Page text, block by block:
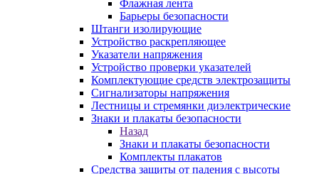
Флажная лента
Барьеры безопасности
Штанги изолирующие
Устройство раскрепляющее
Указатели напряжения
Устройство проверки указателей
Комплектующие средств электрозащиты
Сигнализаторы напряжения
Лестницы и стремянки диэлектрические
Знаки и плакаты безопасности
Назад
Знаки и плакаты безопасности
Комплекты плакатов
Средства защиты от падения с высоты